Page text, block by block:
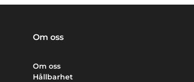
Om oss
Om oss
Hållbarhet